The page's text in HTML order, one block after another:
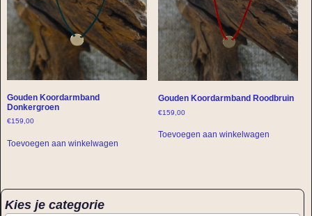
Gouden Koordarmband
Donkergroen
€159,00
Toevoegen aan winkelwagen
Gouden Koordarmband Roodbruin
€159,00
Toevoegen aan winkelwagen
Kies je categorie